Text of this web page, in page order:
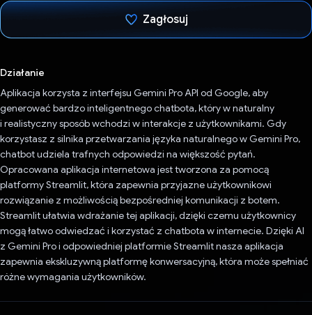
Zagłosuj
Działanie
Aplikacja korzysta z interfejsu Gemini Pro API od Google, aby
generować bardzo inteligentnego chatbota, który w naturalny
i realistyczny sposób wchodzi w interakcje z użytkownikami. Gdy
korzystasz z silnika przetwarzania języka naturalnego w Gemini Pro,
chatbot udziela trafnych odpowiedzi na większość pytań.
Opracowana aplikacja internetowa jest tworzona za pomocą
platformy Streamlit, która zapewnia przyjazne użytkownikowi
rozwiązanie z możliwością bezpośredniej komunikacji z botem.
Streamlit ułatwia wdrażanie tej aplikacji, dzięki czemu użytkownicy
mogą łatwo odwiedzać i korzystać z chatbota w internecie. Dzięki AI
z Gemini Pro i odpowiedniej platformie Streamlit nasza aplikacja
zapewnia ekskluzywną platformę konwersacyjną, która może spełniać
różne wymagania użytkowników.